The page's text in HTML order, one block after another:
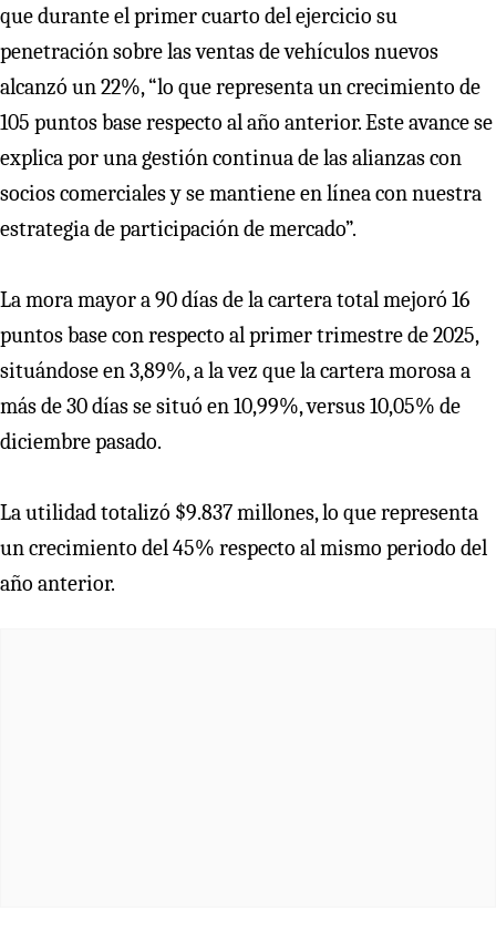
que durante el primer cuarto del ejercicio su
penetración sobre las ventas de vehículos nuevos
alcanzó un 22%, “lo que representa un crecimiento de
105 puntos base respecto al año anterior. Este avance se
explica por una gestión continua de las alianzas con
socios comerciales y se mantiene en línea con nuestra
estrategia de participación de mercado”.
La mora mayor a 90 días de la cartera total mejoró 16
puntos base con respecto al primer trimestre de 2025,
situándose en 3,89%, a la vez que la cartera morosa a
más de 30 días se situó en 10,99%, versus 10,05% de
diciembre pasado.
La utilidad totalizó $9.837 millones, lo que representa
un crecimiento del 45% respecto al mismo periodo del
año anterior.